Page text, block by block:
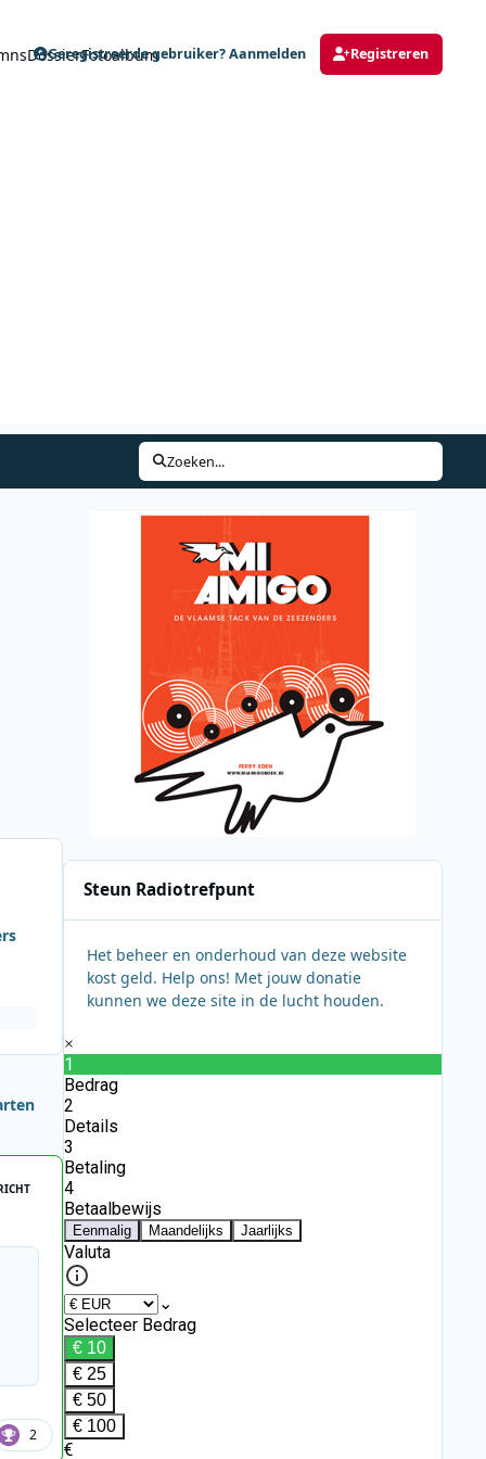
DossierFotoalbum
Geregistreerde gebruiker? Aanmelden Registreren
Zoeken...
2
Steun Radiotrefpunt
Het beheer en onderhoud van deze website
kost geld. Help ons! Met jouw donatie
kunnen we deze site in de lucht houden.